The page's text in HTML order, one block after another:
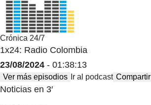
Crónica 24/7
1x24: Radio Colombia
23/08/2024 - 01:38:13
Ver más episodios Ir al podcast Compartir
Noticias en 3′